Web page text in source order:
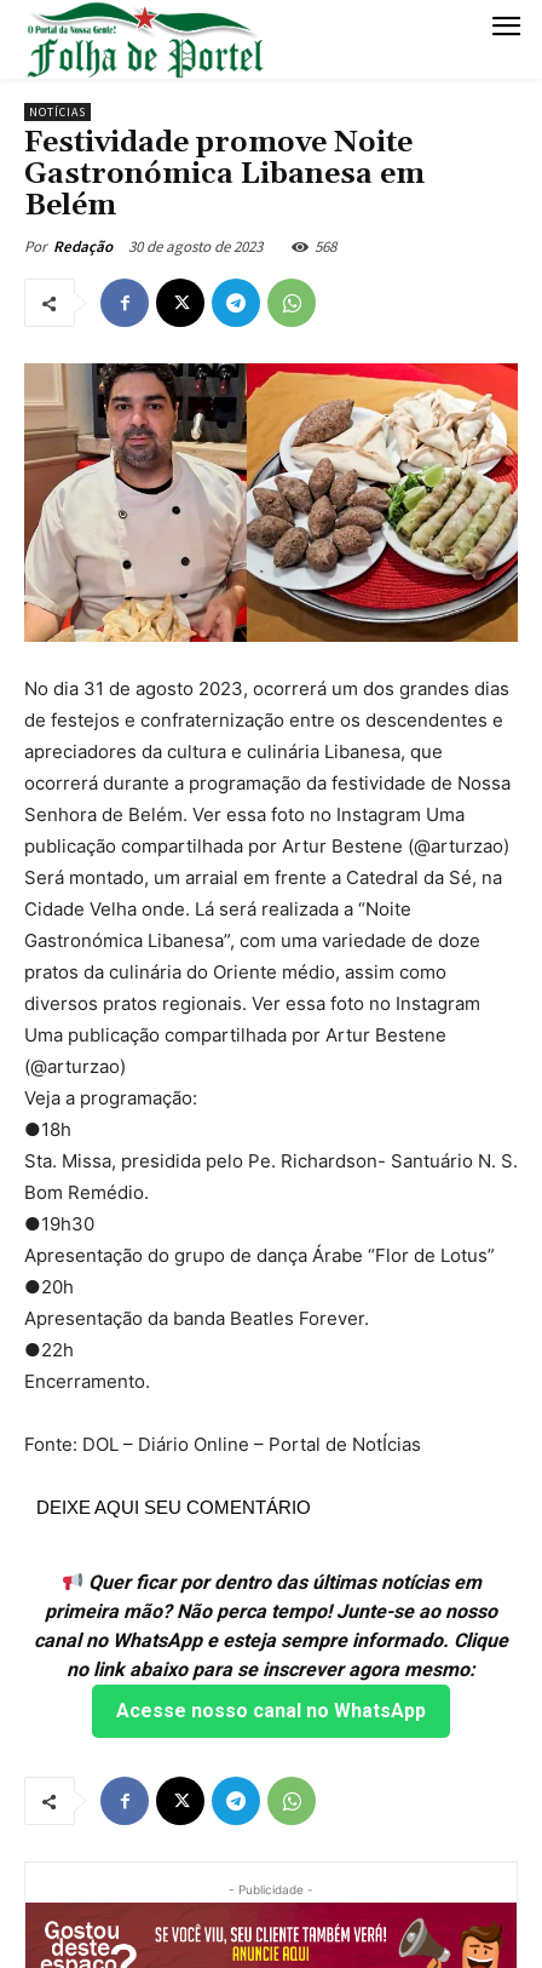
NOTÍCIAS
Festividade promove Noite
Gastronómica Libanesa em
Belém
Por Redação 30 de agosto de 2023 568
No dia 31 de agosto 2023, ocorrerá um dos grandes dias
de festejos e confraternização entre os descendentes e
apreciadores da cultura e culinária Libanesa, que
ocorrerá durante a programação da festividade de Nossa
Senhora de Belém. Ver essa foto no Instagram Uma
publicação compartilhada por Artur Bestene (@arturzao)
Será montado, um arraial em frente a Catedral da Sé, na
Cidade Velha onde. Lá será realizada a “Noite
Gastronómica Libanesa”, com uma variedade de doze
pratos da culinária do Oriente médio, assim como
diversos pratos regionais. Ver essa foto no Instagram
Uma publicação compartilhada por Artur Bestene
(@arturzao)
Veja a programação:
●18h
Sta. Missa, presidida pelo Pe. Richardson- Santuário N. S.
Bom Remédio.
●19h30
Apresentação do grupo de dança Árabe “Flor de Lotus”
●20h
Apresentação da banda Beatles Forever.
●22h
Encerramento.
Fonte: DOL – Diário Online – Portal de NotÍcias
DEIXE AQUI SEU COMENTÁRIO
Quer ficar por dentro das últimas notícias em
primeira mão? Não perca tempo! Junte-se ao nosso
canal no WhatsApp e esteja sempre informado. Clique
no link abaixo para se inscrever agora mesmo:
Acesse nosso canal no WhatsApp
- Publicidade -